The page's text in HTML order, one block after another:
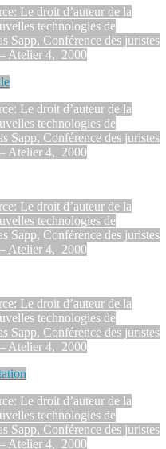
Le droit d’auteur de la
technologies de
Sapp, Conférence des juristes
Atelier 4, 2000
Le droit d’auteur de la
technologies de
Sapp, Conférence des juristes
Atelier 4, 2000
Le droit d’auteur de la
technologies de
Sapp, Conférence des juristes
Atelier 4, 2000
Le droit d’auteur de la
technologies de
Sapp, Conférence des juristes
Atelier 4, 2000
Le droit d’auteur de la
technologies de
Sapp, Conférence des juristes
Atelier 4, 2000